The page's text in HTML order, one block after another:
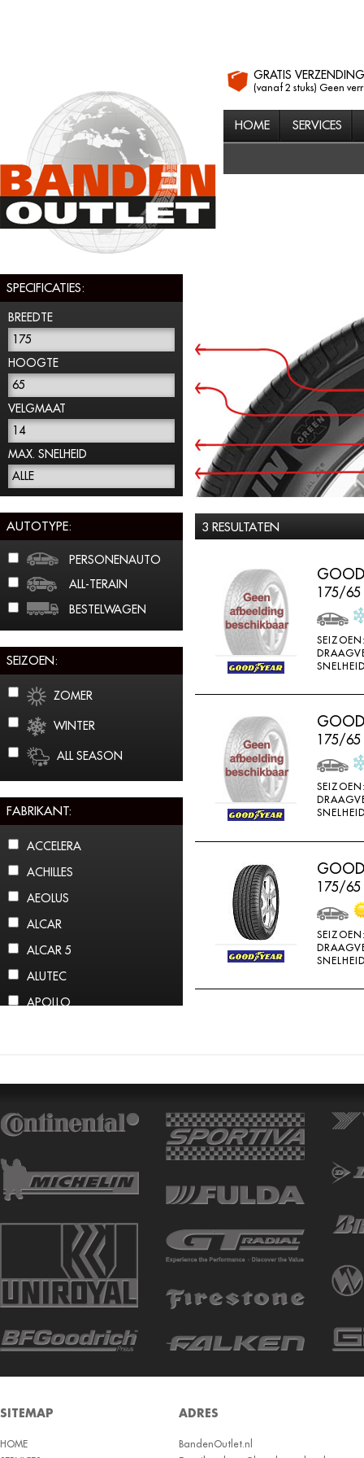
GRATIS VERZENDING
(vanaf 2 stuks) Geen
HOME SERVICES
SPECIFICATIES:
BREEDTE
175
HOOGTE
65
VELGMAAT
14
MAX. SNELHEID
ALLE
AUTOTYPE:
PERSONENAUTO
ALL-TERAIN
BESTELWAGEN
SEIZOEN:
ZOMER
WINTER
ALL SEASON
FABRIKANT:
ACCELERA
ACHILLES
AEOLUS
ALCAR
ALCAR 5
ALUTEC
APOLLO
ARROWSPEED
ATLAS
AUTOGREEN
AUTOGUARD
BARUM W
BCT
BF GOODRICH
BOTO
BRIDGESTON
3 RESULTATEN
175/65
175/65
175/65
SITEMAP
HOME
ADRES
BandenOutlet.nl